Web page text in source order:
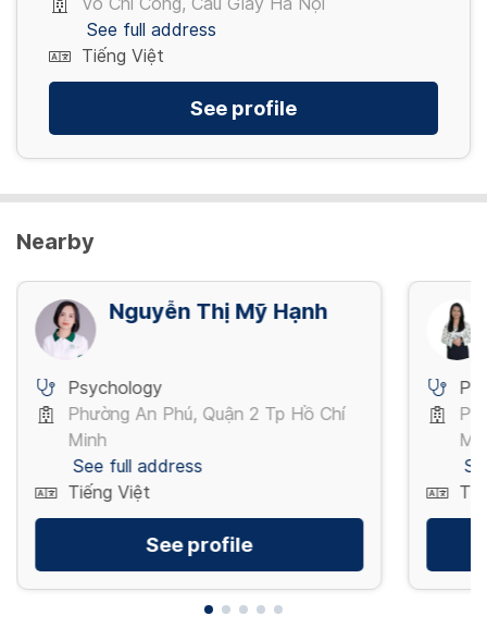
See full address
Tiếng Việt
See profile
Nearby
Nguyễn Thị Mỹ Hạnh
Psychology
Phường An Phú, Quận 2 Tp Hồ Chí
Minh
See full address
Tiếng Việt
See profile